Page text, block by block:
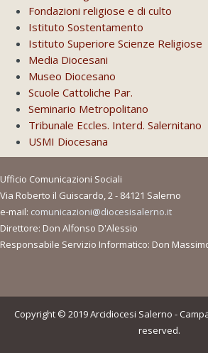
Fondazioni religiose e di culto
Istituto Sostentamento
Istituto Superiore Scienze Religiose
Media Diocesani
Museo Diocesano
Scuole Cattoliche Par.
Seminario Metropolitano
Tribunale Eccles. Interd. Salernitano
USMI Diocesana
Ufficio Comunicazioni Sociali
Via Roberto il Guiscardo, 2 - 84121 Salerno
e-mail: comunicazioni@diocesisalerno.it
Direttore: Don Alfonso D'Alessio
Responsabile Servizio Informatico: Don
Copyright © 2019 Arcidiocesi Salerno -
reserved.